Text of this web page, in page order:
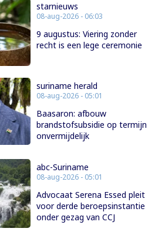
starnieuws
08-aug-2026 - 06:03
9 augustus: Viering zonder
recht is een lege ceremonie
suriname herald
08-aug-2026 - 05:01
Baasaron: afbouw
brandstofsubsidie op termijn
onvermijdelijk
abc-Suriname
08-aug-2026 - 05:01
Advocaat Serena Essed pleit
voor derde beroepsinstantie
onder gezag van CCJ